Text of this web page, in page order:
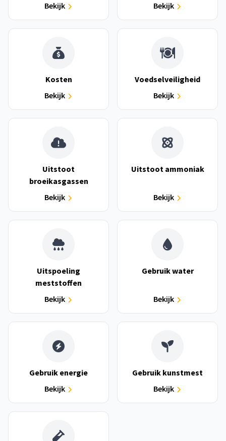
Bekijk
Bekijk
Kosten
Bekijk
Voedselveiligheid
Bekijk
Uitstoot
broeikasgassen
Bekijk
Uitstoot ammoniak
Bekijk
Uitspoeling
meststoffen
Bekijk
Gebruik water
Bekijk
Gebruik energie
Bekijk
Gebruik kunstmest
Bekijk